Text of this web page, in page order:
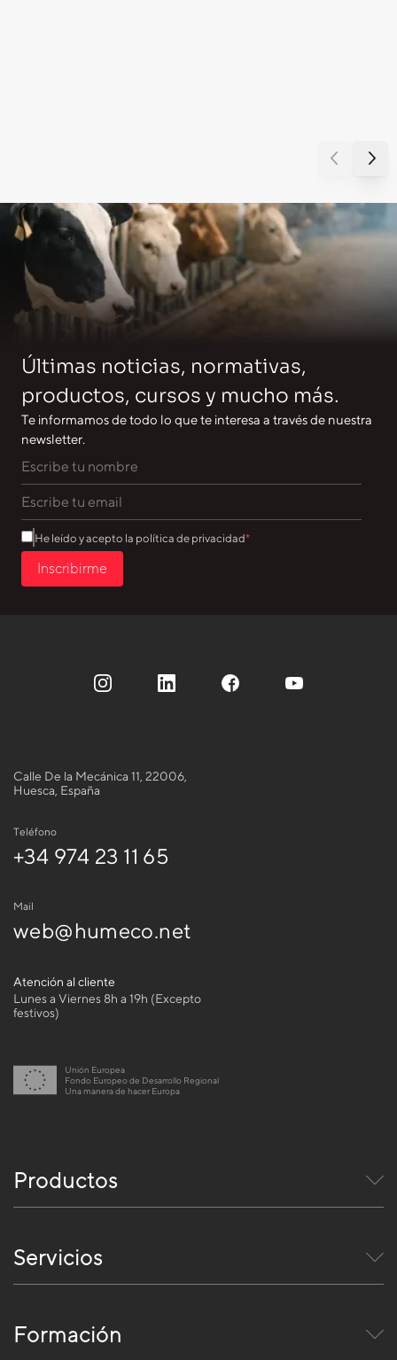
Últimas noticias, normativas,
productos, cursos y mucho más.
Te informamos de todo lo que te interesa a través de nuestra
newsletter.
He leído y acepto la política de privacidad
Inscribirme
Calle De la Mecánica 11, 22006,
Huesca, España
Teléfono
+34 974 23 11 65
Mail
web@humeco.net
Atención al cliente
Lunes a Viernes 8h a 19h (Excepto
festivos)
Unión Europea
Fondo Europeo de Desarrollo Regional
Una manera de hacer Europa
Productos
Servicios
Formación